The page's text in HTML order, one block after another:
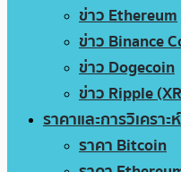
ข่าว Ethereum
ข่าว Binance
ข่าว Dogecoin
ข่าว Ripple
ราคาและการวิเคราะห์
ราคา Bitcoin